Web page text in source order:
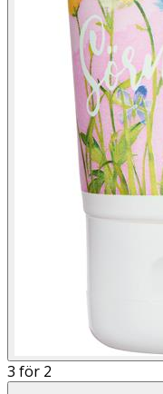
3 för 2